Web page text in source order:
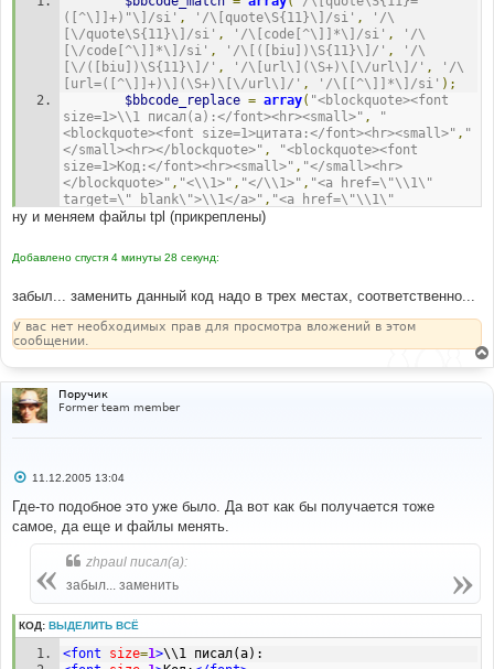
([^\]]+)"\]/si' , '/\[quote\S{11}\]/si' ,
'/\
[\/quote\S{11}\]/si' , '/\[code[^\]]*\]/si' ,
'/\
[\/code[^\]]*\]/si' , '/\[([biu])\S{11}\]/' ,
'/\
[\/([biu])\S{11}\]/' , '/\[url\](\S+)\[\/url\]/' ,
'/\
[url=([^\]]+)\](\S+)\[\/url\]/' , '/\[[^\]]*\]/si' );
$bbcode_replace = array( "<blockquote><font
size=1>\\1 писал(а):</font><hr><small>" ,
"
<blockquote><font size=1>цитата:</font><hr><small>" , "
</small><hr></blockquote>" ,
"<blockquote><font
size=1>Код:</font><hr><small>" , "</small><hr>
</blockquote>" , "<\\1>" , "</\\1>" , "<a href=\"\\1\"
target=\"_blank\">\\1</a>" , "<a href=\"\\1\"
target=\"_blank\">\\2</a>",
ну и меняем файлы tpl (прикреплены)
Добавлено спустя 4 минуты 28 секунд:
забыл... заменить данный код надо в трех местах, соответственно...
У вас нет необходимых прав для просмотра вложений в этом
сообщении.
Поручик
Former team member
С
о
б
щ
11.12.2005 13:04
Где-то подобное это уже было. Да вот как бы получается тоже
самое, да еще и файлы менять.
zhpaul писал(а):
забыл... заменить
КОД: ВЫДЕЛИТЬ ВСЁ
<font size=1>\\1 писал(а):